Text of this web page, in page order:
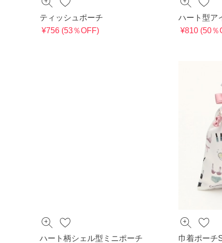
ティッシュポーチ
¥756 (53％OFF)
ハート型ア
¥810 (50％
ハート柄シェル型ミニポーチ
巾着ポーチ